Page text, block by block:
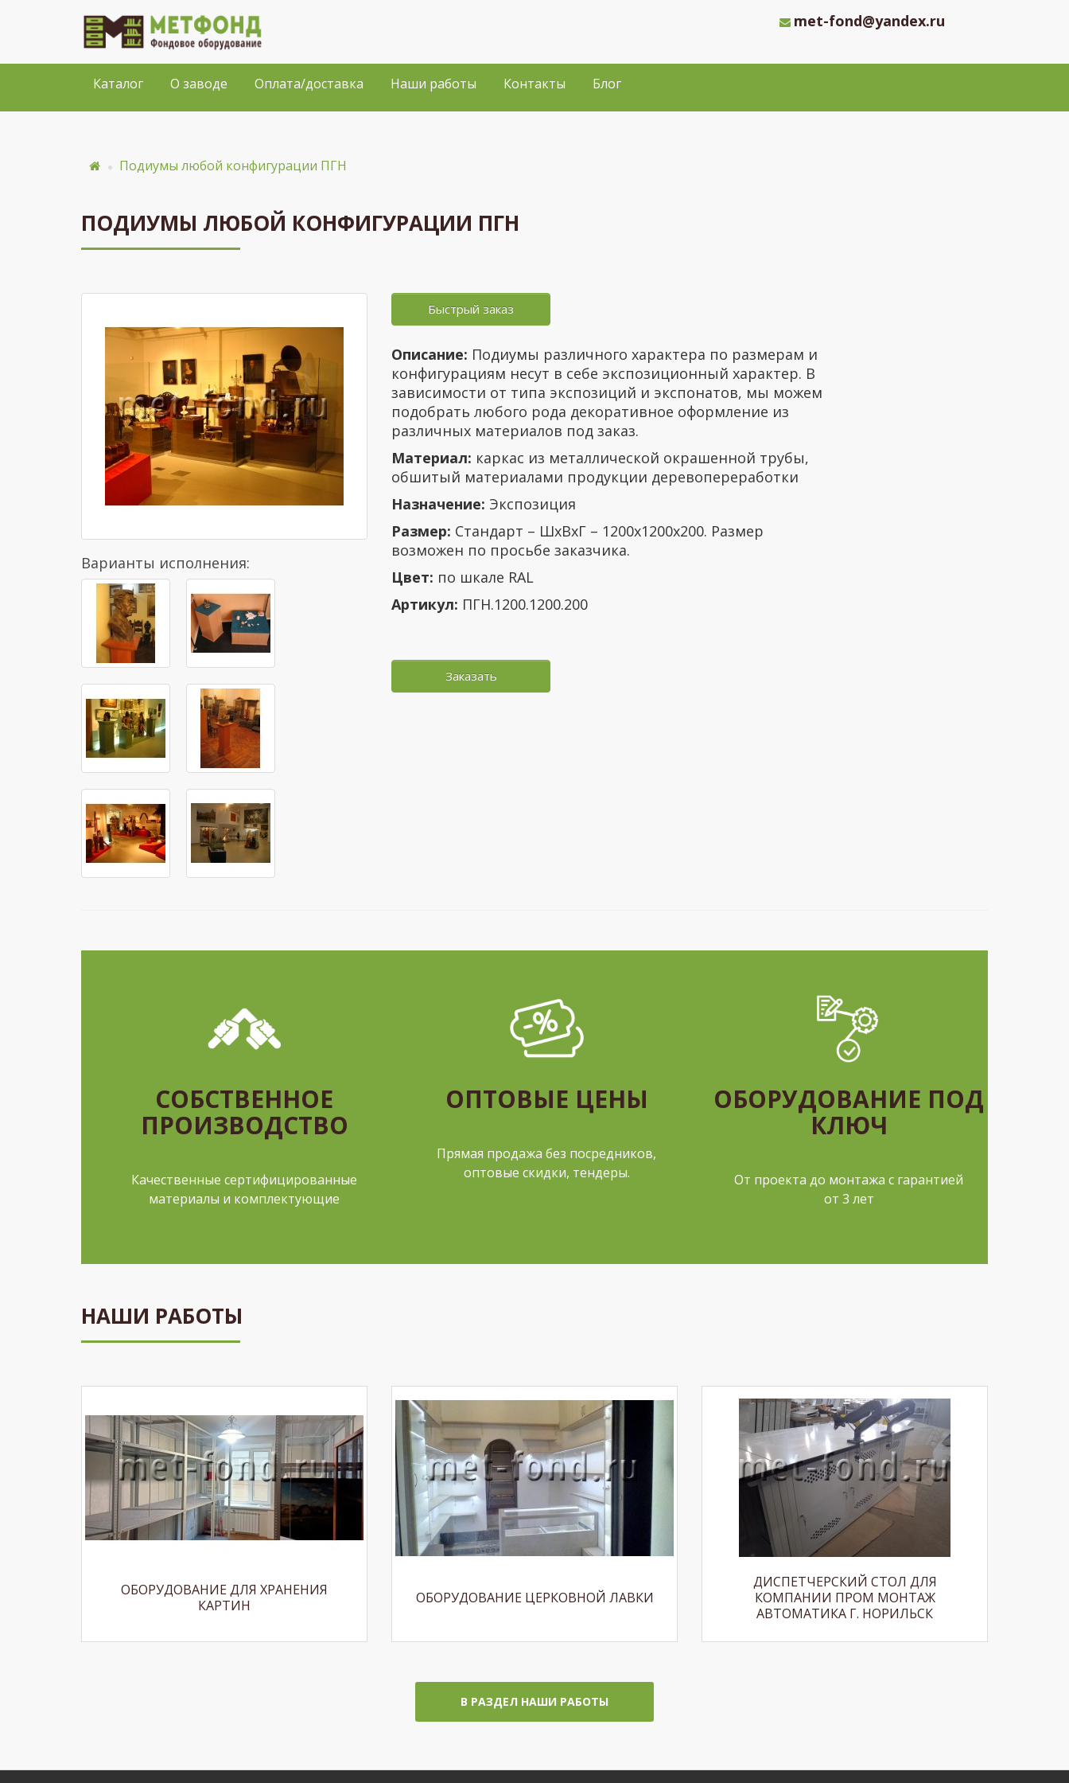
met-fond@yandex.ru
Каталог О заводе Оплата/доставка Наши работы Контакты Блог
Подиумы любой конфигурации ПГН
ПОДИУМЫ ЛЮБОЙ КОНФИГУРАЦИИ ПГН
Варианты исполнения:
Быстрый заказ
Описание: Подиумы различного характера по размерам и
конфигурациям несут в себе экспозиционный характер. В
зависимости от типа экспозиций и экспонатов, мы можем
подобрать любого рода декоративное оформление из
различных материалов под заказ.
Материал: каркас из металлической окрашенной трубы,
обшитый материалами продукции деревопереработки
Назначение: Экспозиция
Размер: Стандарт – ШхВхГ – 1200х1200х200. Размер
возможен по просьбе заказчика.
Цвет: по шкале RAL
Артикул: ПГН.1200.1200.200
Заказать
СОБСТВЕННОЕ
ПРОИЗВОДСТВО
Качественные сертифицированные
материалы и комплектующие
ОПТОВЫЕ ЦЕНЫ
Прямая продажа без посредников,
оптовые скидки, тендеры.
ОБОРУДОВАНИЕ ПОД
КЛЮЧ
От проекта до монтажа с гарантией
от 3 лет
НАШИ РАБОТЫ
ОБОРУДОВАНИЕ ДЛЯ ХРАНЕНИЯ
КАРТИН
ОБОРУДОВАНИЕ ЦЕРКОВНОЙ ЛАВКИ
ДИСПЕТЧЕРСКИЙ СТОЛ ДЛЯ
КОМПАНИИ ПРОМ МОНТАЖ
АВТОМАТИКА Г. НОРИЛЬСК
В РАЗДЕЛ НАШИ РАБОТЫ